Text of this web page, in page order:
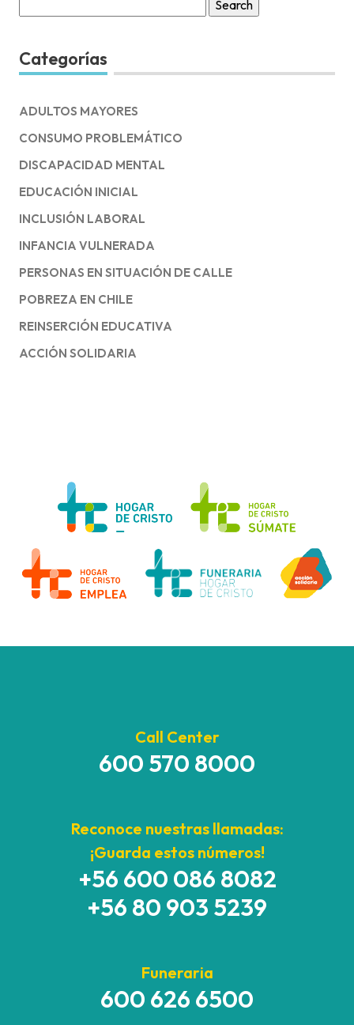
for:
Categorías
ADULTOS MAYORES
CONSUMO PROBLEMÁTICO
DISCAPACIDAD MENTAL
EDUCACIÓN INICIAL
INCLUSIÓN LABORAL
INFANCIA VULNERADA
PERSONAS EN SITUACIÓN DE CALLE
POBREZA EN CHILE
REINSERCIÓN EDUCATIVA
ACCIÓN SOLIDARIA
Call Center
600 570 8000
Reconoce nuestras llamadas:
¡Guarda estos números!
+56 600 086 8082
+56 80 903 5239
Funeraria
600 626 6500